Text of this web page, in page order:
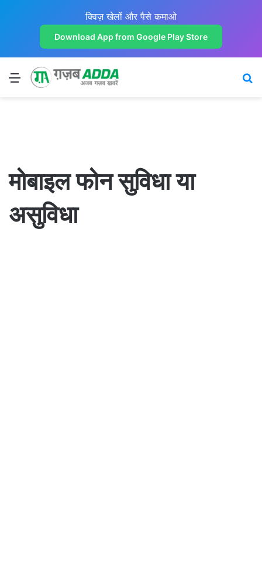
क्विज़ खेलों और पैसे कमाओ
Download App from Google Play Store
Menu
मोबाइल फोन सुविधा या
असुविधा